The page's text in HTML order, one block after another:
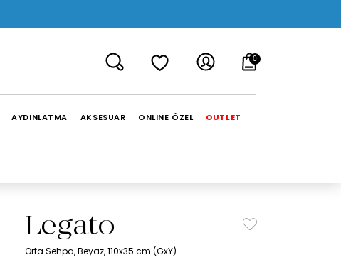
0
AYDINLATMA AKSESUAR ONLINE ÖZEL OUTLET
Legato
Orta Sehpa, Beyaz, 110x35 cm (GxY)